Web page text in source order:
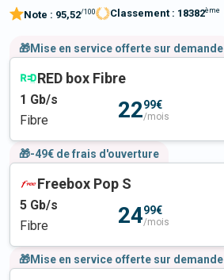
Note : 95,52/100 Classement : 18382ème
🎁Mise en service offerte sur demande
RED box Fibre
1 Gb/s
Fibre
2299€
/mois
🎁-49€ de frais d'ouverture
Freebox Pop S
5 Gb/s
Fibre
2499€
/mois
🎁Mise en service offerte sur demande